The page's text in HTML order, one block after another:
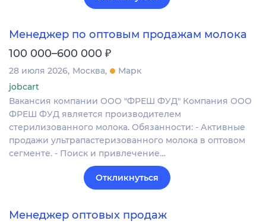
Менеджер по оптовым продажам молока
100 000–600 000 ₽
28 июля 2026 Москва
Марк
jobcart
Вакансия компании ООО "ФРЕШ ФУД" Компания ООО
ФРЕШ ФУД является производителем
стерилизованного молока. Обязанности: - Активные
продажи ультрапастеризованного молока в оптовом
сегменте. - Поиск и привлечение…
Откликнуться
Менеджер оптовых продаж